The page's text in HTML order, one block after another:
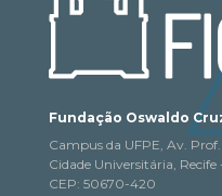
Fundação Oswaldo
Campus da UFPE, Av.
Cidade Universitária, Recife
CEP: 50670-420